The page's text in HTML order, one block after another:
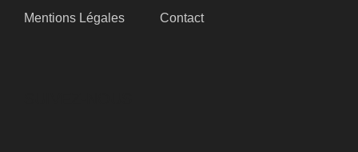
Mentions Légales Contact